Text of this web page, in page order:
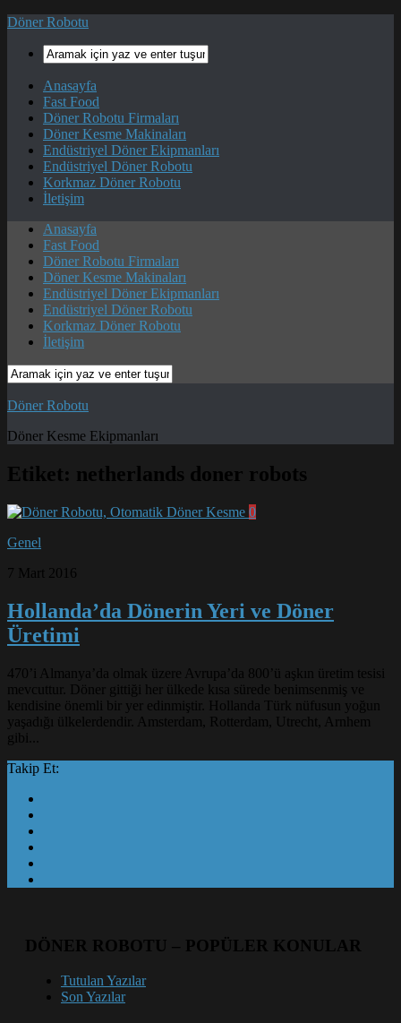
Döner Robotu
Anasayfa
Fast Food
Döner Robotu Firmaları
Döner Kesme Makinaları
Endüstriyel Döner Ekipmanları
Endüstriyel Döner Robotu
Korkmaz Döner Robotu
İletişim
Anasayfa
Fast Food
Döner Robotu Firmaları
Döner Kesme Makinaları
Endüstriyel Döner Ekipmanları
Endüstriyel Döner Robotu
Korkmaz Döner Robotu
İletişim
Döner Robotu
Döner Kesme Ekipmanları
Etiket: netherlands doner robots
0
Genel
7 Mart 2016
Hollanda’da Dönerin Yeri ve Döner
Üretimi
470’i Almanya’da olmak üzere Avrupa’da 800’ü aşkın üretim tesisi
mevcuttur. Döner gittiği her ülkede kısa sürede benimsenmiş ve
kendisine önemli bir yer edinmiştir. Hollanda Türk nüfusun yoğun
yaşadığı ülkelerdendir. Amsterdam, Rotterdam, Utrecht, Arnhem
gibi...
Takip Et:
DÖNER ROBOTU – POPÜLER KONULAR
Tutulan Yazılar
Son Yazılar